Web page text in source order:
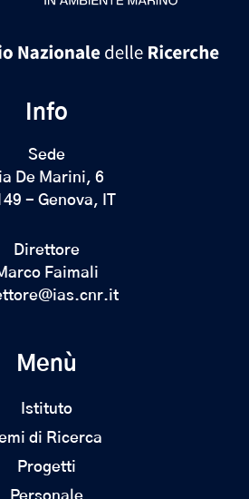
Info
Sede
De Marini, 6
- Genova, IT
Direttore
Faimali
Menù
Istituto
di Ricerca
Progetti
Personale